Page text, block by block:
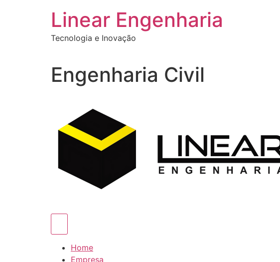
Linear Engenharia
Tecnologia e Inovação
Engenharia Civil
Home
Empresa